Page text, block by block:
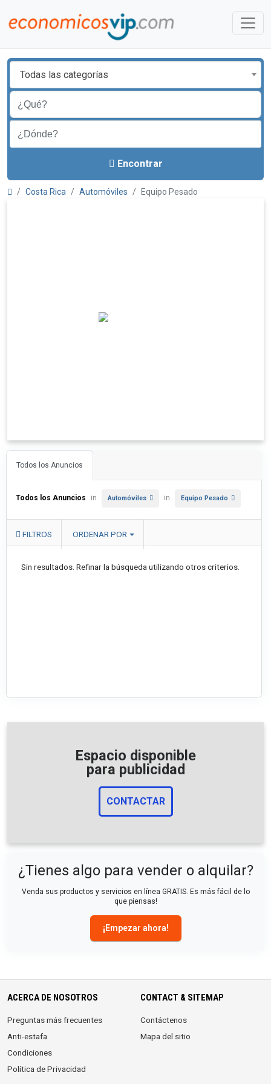
Todas las categorías
Encontrar
Costa Rica Automóviles Equipo Pesado
Todos los Anuncios
Todos los Anuncios in Automóviles in Equipo Pesado
FILTROS ORDENAR POR
Sin resultados. Refinar la búsqueda utilizando otros criterios.
Espacio disponible
para publicidad
CONTACTAR
¿Tienes algo para vender o alquilar?
Venda sus productos y servicios en línea GRATIS. Es más fácil de lo
que piensas!
¡Empezar ahora!
ACERCA DE NOSOTROS
Preguntas más frecuentes
Anti-estafa
Condiciones
Política de Privacidad
CONTACT & SITEMAP
Contáctenos
Mapa del sitio